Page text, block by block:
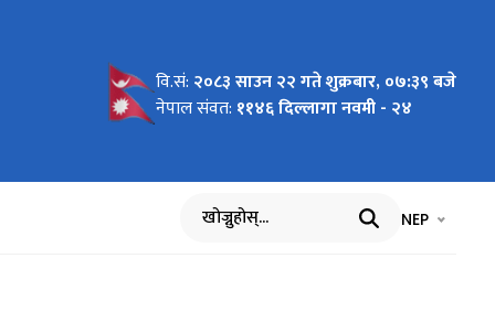
वि.सं: २०८३ साउन २२ गते शुक्रबार, ०७:३९ बजे
नेपाल संवत: ११४६ दिल्लागा नवमी - २४
खोज्नुहोस् भाषा चयन
NEP